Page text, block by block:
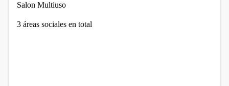
Salon Multiuso
3 áreas sociales en total